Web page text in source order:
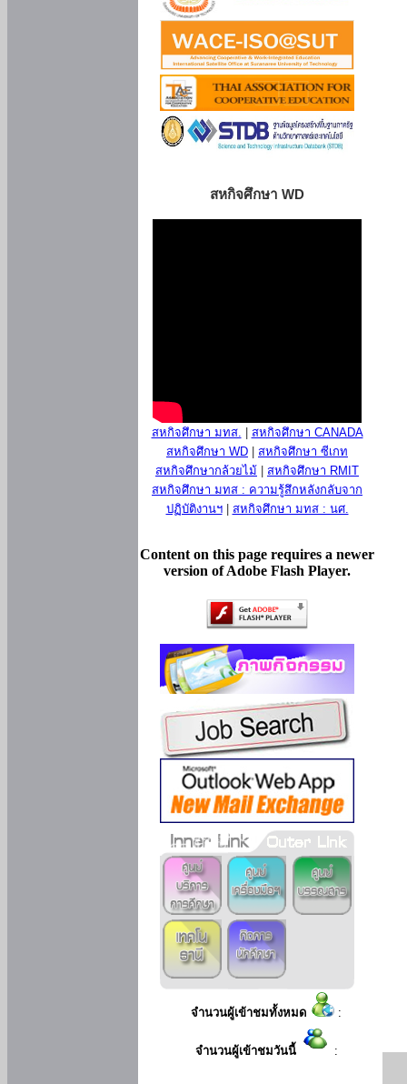
สหกิจศึกษา WD
สหกิจศึกษา มทส.
สหกิจศึกษา CANADA
สหกิจศึกษา WD
สหกิจศึกษา ซีเกท
สหกิจศึกษากล้วยไม้
สหกิจศึกษา RMIT
สหกิจศึกษา มทส : ความรู้สึกหลังกลับจาก
ปฏิบัติงานฯ| สหกิจศึกษา มทส : นศ.
Content on this page requires a newer
version of Adobe Flash Player.
จำนวนผู้เข้าชมทั้งหมด :
จำนวนผู้เข้าชมวันนี้ :